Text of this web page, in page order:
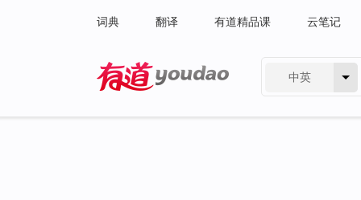
词典 翻译 有道精品课 云笔记
中英